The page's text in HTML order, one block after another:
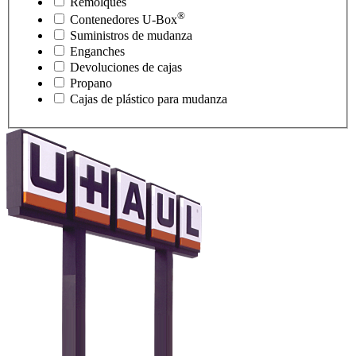
Contenedores U-Box®
Suministros de mudanza
Enganches
Devoluciones de cajas
Propano
Cajas de plástico para mudanza